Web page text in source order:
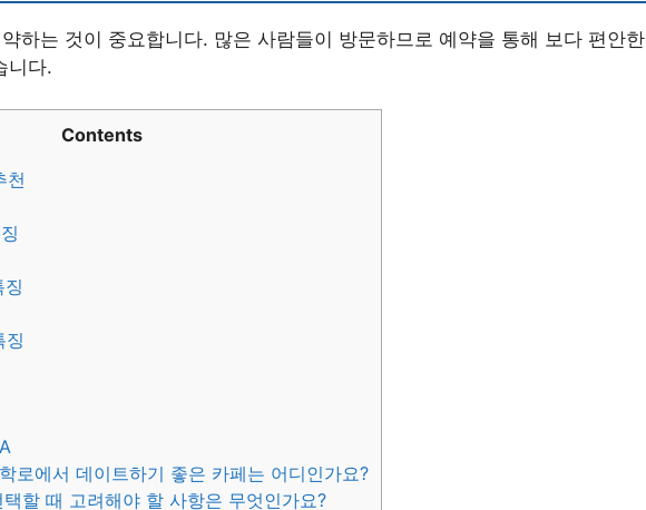
하는 것이 중요합니다. 많은 사람들이 방문하므로 예약을 통해 보다 편안한
니다.
Contents
천
징
로에서 데이트하기 좋은 카페는 어디인가요?
할 때 고려해야 할 사항은 무엇인가요?